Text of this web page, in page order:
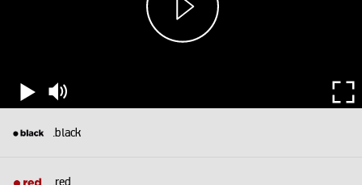
.black
.red